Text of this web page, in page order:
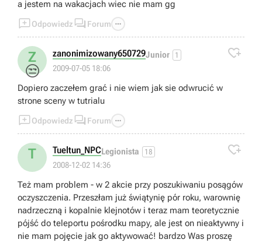
a jestem na wakacjach wiec nie mam gg
Odpowiedz  Forum 
Z
😒
zanonimizowany650729Junior 1
2009-07-05 18:06

Dopiero zaczełem grać i nie wiem jak sie odwrucić w
strone sceny w tutrialu
Odpowiedz  Forum 
T Tueltun_NPCLegionista 18
2008-12-02 14:36

Też mam problem - w 2 akcie przy poszukiwaniu posągów
oczyszczenia. Przeszłam już świątynię pór roku, warownię
nadrzeczną i kopalnie klejnotów i teraz mam teoretycznie
pójść do teleportu pośrodku mapy, ale jest on nieaktywny i
nie mam pojęcie jak go aktywować! bardzo Was proszę